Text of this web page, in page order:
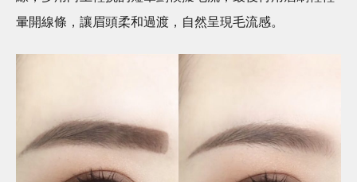
暈開線條，讓眉頭柔和過渡，自然呈現毛流感。